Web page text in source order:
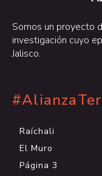
Somos un proyecto
investigación cuyo
Jalisco.
Raíchali
El Muro
Página 3